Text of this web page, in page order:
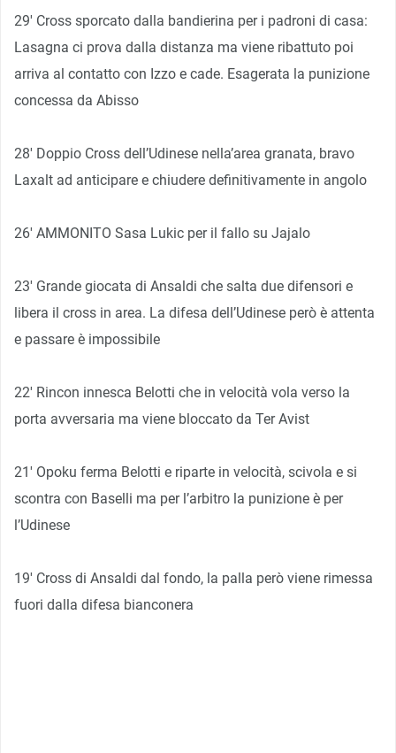
29′ Cross sporcato dalla bandierina per i padroni di casa:
Lasagna ci prova dalla distanza ma viene ribattuto poi
arriva al contatto con Izzo e cade. Esagerata la punizione
concessa da Abisso
28′ Doppio Cross dell’Udinese nella’area granata, bravo
Laxalt ad anticipare e chiudere definitivamente in angolo
26′ AMMONITO Sasa Lukic per il fallo su Jajalo
23′ Grande giocata di Ansaldi che salta due difensori e
libera il cross in area. La difesa dell’Udinese però è attenta
e passare è impossibile
22′ Rincon innesca Belotti che in velocità vola verso la
porta avversaria ma viene bloccato da Ter Avist
21′ Opoku ferma Belotti e riparte in velocità, scivola e si
scontra con Baselli ma per l’arbitro la punizione è per
l’Udinese
19′ Cross di Ansaldi dal fondo, la palla però viene rimessa
fuori dalla difesa bianconera